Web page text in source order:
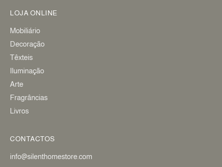
LOJA ONLINE
Mobiliário
Decoração
Têxteis
Iluminação
Arte
Fragrâncias
Livros
CONTACTOS
info@silenthomestore.com